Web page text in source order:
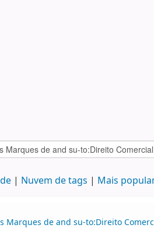
Nuvem de tags Mais
de and su-to:Direito